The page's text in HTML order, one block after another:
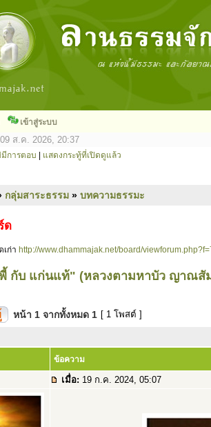
เข้าสู่ระบบ
ส.ค. 2026, 20:37
การตอบ แสดงกระทู้ที่เปิดดูแล้ว
กลุ่มสาระธรรม » บทความธรรมะ
ด
เก่า http://www.dhammajak.net/board/
กับ แก่นแท้" (หลวงตามหาบัว ญาณสั
หน้า 1 จากทั้งหมด 1 [ 1 โพสต์ ]
ข้อความ
เมื่อ: 19 ก.ค. 2024, 05:07